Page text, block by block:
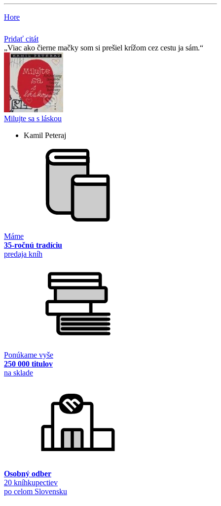
Hore
Pridať citát
Viac ako čierne mačky som si prešiel krížom cez cestu ja sám.
Milujte sa s láskou
Kamil Peteraj
Máme
35-ročnú tradíciu
predaja kníh
Ponúkame vyše
250 000 titulov
na sklade
Osobný odber
20 kníhkupectiev
po celom Slovensku